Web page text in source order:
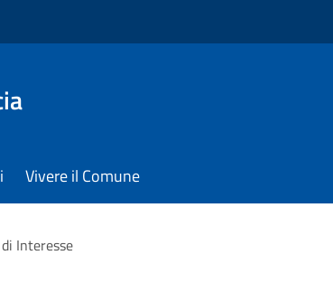
Vivere il Comune
Interesse